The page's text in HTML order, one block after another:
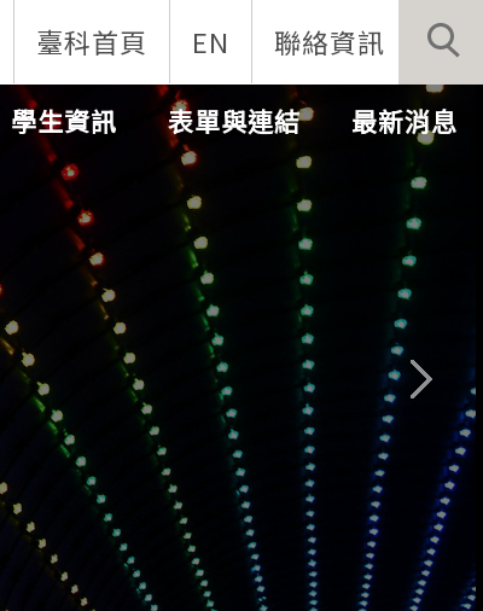
臺科首頁 EN 聯絡資訊
學生資訊 表單與連結 最新消息